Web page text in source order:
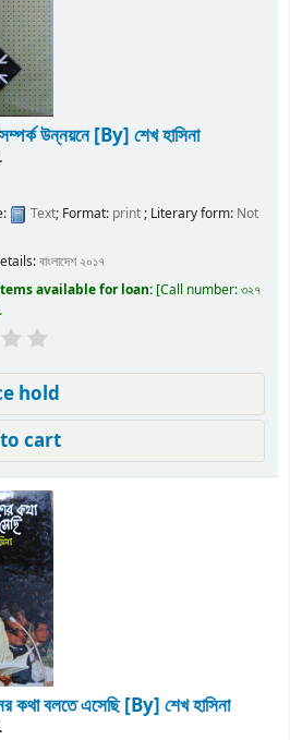
উন্নয়নে[By] শেখ হাসিনা
Text; Format: print; Literary form: Not
বাংলাদেশ ২০১৭
available for loan: Call number:৩২৭
hold
cart
কথা বলতে এসেছি[By] শেখ হাসিনা